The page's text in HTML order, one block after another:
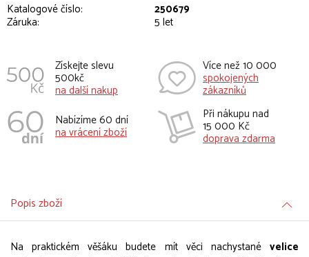
Katalogové číslo:
250679
Záruka: 5 let
Získejte slevu
500kč
na další nakup
Více než 10 000
spokojených
zákazníků
Nabízíme 60 dní
na vrácení zboží
Při nákupu nad
15 000 Kč
doprava zdarma
Popis zboží
Na praktickém věšáku budete mít věci nachystané velice